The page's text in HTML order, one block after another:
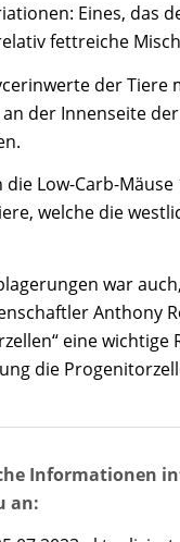
Eines, das
fettreiche
der
der Innenseite
Low-Carb-
welche die
war
Anthony
eine
die
Informationen
an: